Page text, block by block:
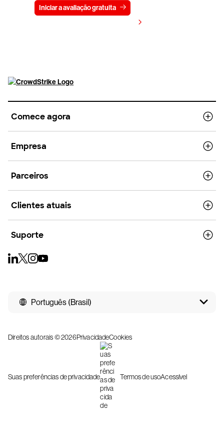
Iniciar a avaliação gratuita
Comece agora
Empresa
Parceiros
Clientes atuais
Suporte
Português (Brasil)
Direitos autorais © 2026PrivacidadeCookies
Suas preferências de privacidade Termos de usoAcessível